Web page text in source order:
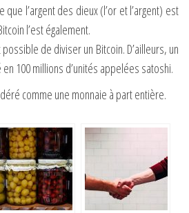
que l’argent des dieux (l’or et l’argent) est
l’est également.
de diviser un Bitcoin. D’ailleurs, un
100 millions d’unités appelées satoshi.
comme une monnaie à part entière.